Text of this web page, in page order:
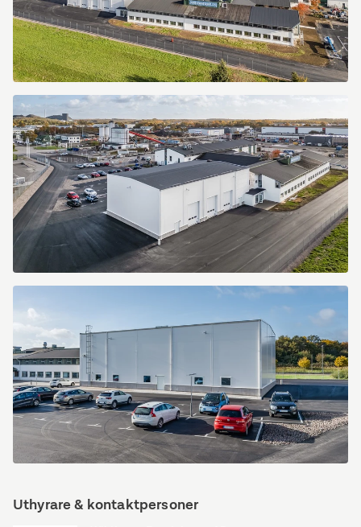
Flygfoto
Uthyrare & kontaktpersoner